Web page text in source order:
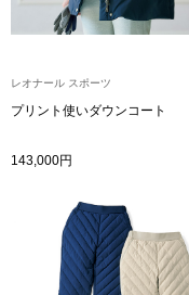
レオナール スポーツ
プリント使いダウンコート
143,000円